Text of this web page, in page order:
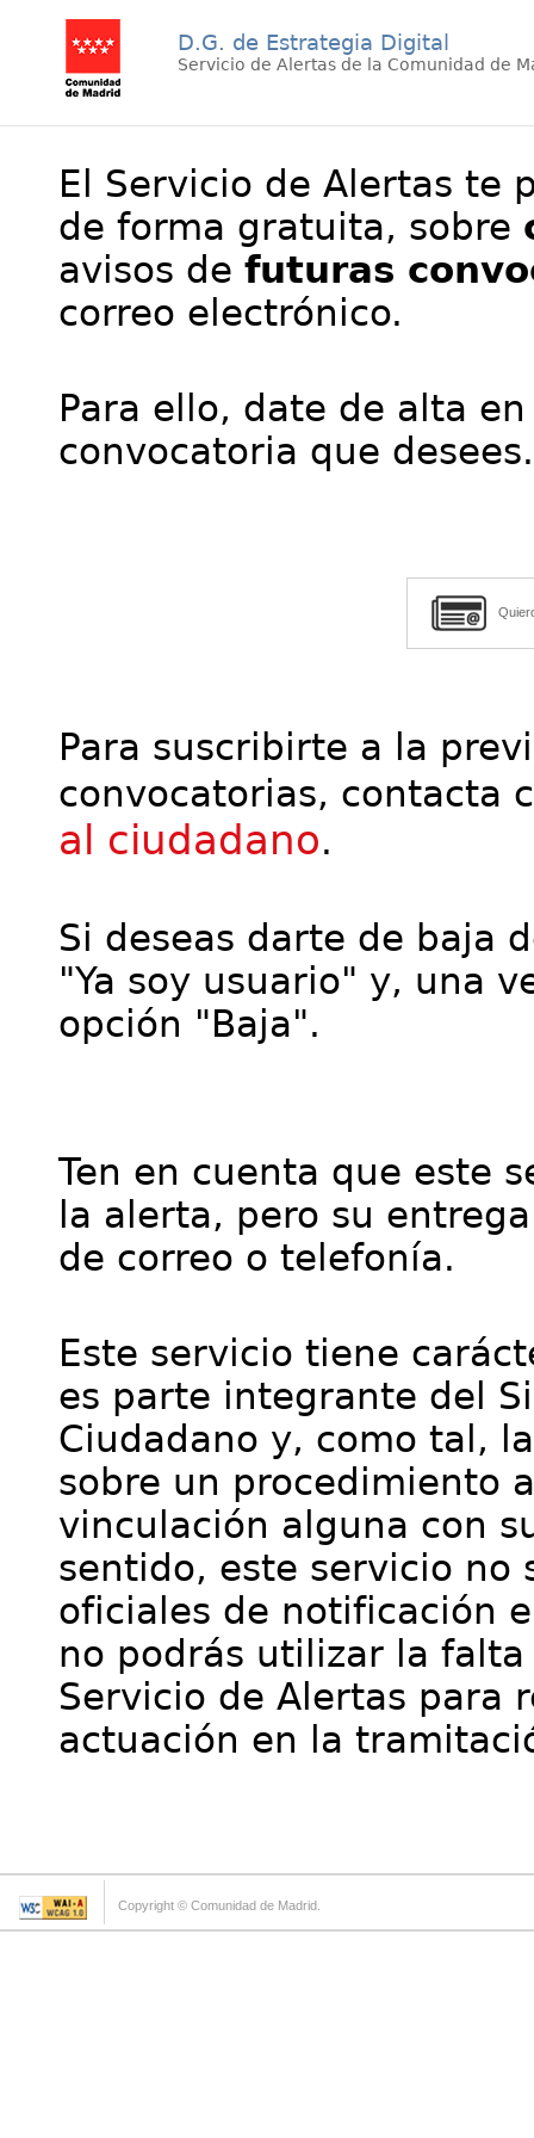
D.G. de Estrategia Digital
Servicio de Alertas de la Comunidad de
El Servicio de Alertas te
de forma gratuita, sobre
avisos de futuras
correo electrónico.
Para ello, date de alta
convocatoria que desees.
Para suscribirte a la
convocatorias, contacta
al ciudadano.
Si deseas darte de baja
"Ya soy usuario" y, una
opción "Baja".
Ten en cuenta que este
la alerta, pero su
de correo o telefonía.
Este servicio tiene
es parte integrante del
Ciudadano y, como tal,
sobre un procedimiento
vinculación alguna con
sentido, este servicio no
oficiales de notificación
no podrás utilizar la
Servicio de Alertas para
actuación en la
Copyright © Comunidad de Madrid.